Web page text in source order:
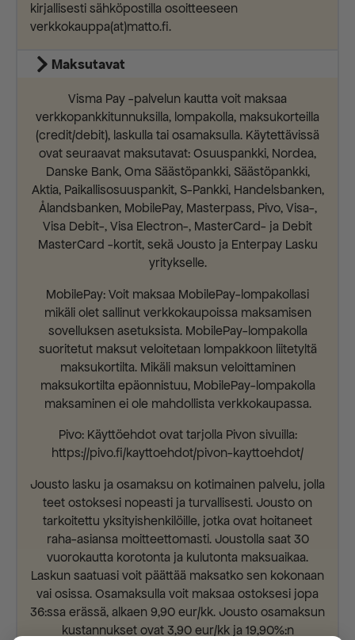
kirjallisesti sähköpostilla osoitteeseen
verkkokauppa(at)matto.fi.
Maksutavat
Visma Pay -palvelun kautta voit maksaa
verkkopankkitunnuksilla, lompakolla, maksukorteilla
(credit/debit), laskulla tai osamaksulla. Käytettävissä
ovat seuraavat maksutavat: Osuuspankki, Nordea,
Danske Bank, Oma Säästöpankki, Säästöpankki,
Aktia, Paikallisosuuspankit, S-Pankki, Handelsbanken,
Ålandsbanken, MobilePay, Masterpass, Pivo, Visa-,
Visa Debit-, Visa Electron-, MasterCard- ja Debit
MasterCard -kortit, sekä Jousto ja Enterpay Lasku
yritykselle.
MobilePay: Voit maksaa MobilePay-lompakollasi
mikäli olet sallinut verkkokaupoissa maksamisen
sovelluksen asetuksista. MobilePay-lompakolla
suoritetut maksut veloitetaan lompakkoon liitetyltä
maksukortilta. Mikäli maksun veloittaminen
maksukortilta epäonnistuu, MobilePay-lompakolla
maksaminen ei ole mahdollista verkkokaupassa.
Pivo: Käyttöehdot ovat tarjolla Pivon sivuilla:
https://pivo.fi/kayttoehdot/pivon-kayttoehdot/
Jousto lasku ja osamaksu on kotimainen palvelu, jolla
teet ostoksesi nopeasti ja turvallisesti. Jousto on
tarkoitettu yksityishenkilöille, jotka ovat hoitaneet
raha-asiansa moitteettomasti. Joustolla saat 30
vuorokautta korotonta ja kulutonta maksuaikaa.
Laskun saatuasi voit päättää maksatko sen kokonaan
vai osissa. Osamaksulla voit maksaa ostoksesi jopa
36:ssa erässä, alkaen 9,90 eur/kk. Jousto osamaksun
kustannukset ovat 3,90 eur/kk ja 19,90%:n